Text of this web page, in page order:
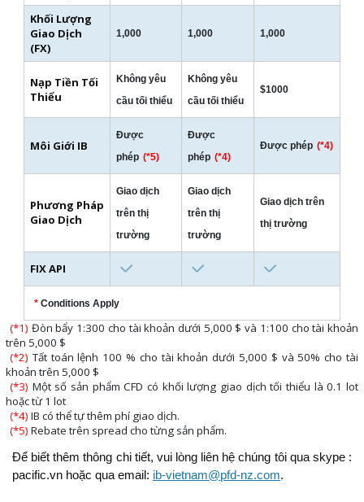
Khối Lượng
Giao Dịch
(FX)
1,000 1,000 1,000
Nạp Tiền Tối
Thiểu
Không yêu
cầu tối thiểu
Không yêu
cầu tối thiểu
$1000
Môi Giới IB
Được
phép (*5)
Được
phép (*4)
Được phép (*4)
Phương Pháp
Giao Dịch
Giao dịch
trên thị
trường
Giao dịch
trên thị
trường
Giao dịch trên
thị trường
FIX API
* Conditions Apply
(*1) Đòn bẩy 1:300 cho tài khoản dưới 5,000 $ và 1:100 cho tài khoản
trên 5,000 $
(*2) Tất toán lệnh 100 % cho tài khoản dưới 5,000 $ và 50% cho tài
khoản trên 5,000 $
(*3) Một số sản phẩm CFD có khối lượng giao dịch tối thiểu là 0.1 lot
hoặc từ 1 lot
(*4) IB có thể tự thêm phí giao dịch.
(*5) Rebate trên spread cho từng sản phẩm.
Để biết thêm thông chi tiết, vui lòng liên hệ chúng tôi qua skype :
pacific.vn hoặc qua email: ib-vietnam@pfd-nz.com.